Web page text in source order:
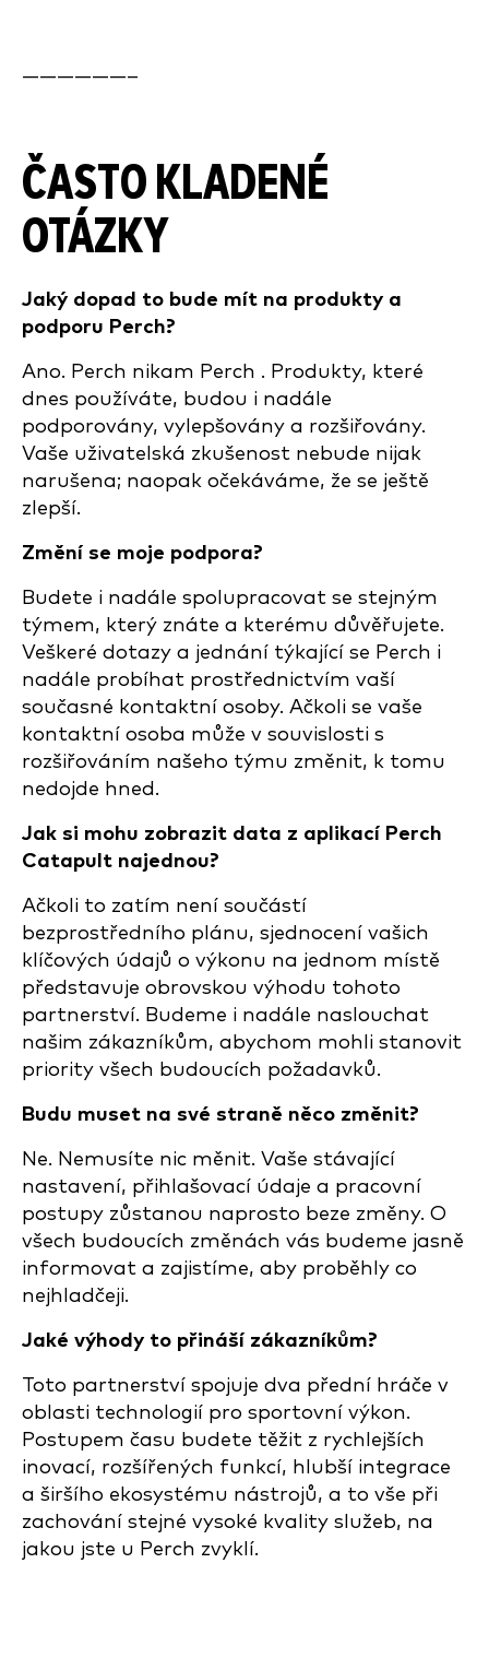
——————–
ČASTO KLADENÉ
OTÁZKY
Jaký dopad to bude mít na produkty a
podporu Perch?
Ano. Perch nikam Perch . Produkty, které
dnes používáte, budou i nadále
podporovány, vylepšovány a rozšiřovány.
Vaše uživatelská zkušenost nebude nijak
narušena; naopak očekáváme, že se ještě
zlepší.
Změní se moje podpora?
Budete i nadále spolupracovat se stejným
týmem, který znáte a kterému důvěřujete.
Veškeré dotazy a jednání týkající se Perch i
nadále probíhat prostřednictvím vaší
současné kontaktní osoby. Ačkoli se vaše
kontaktní osoba může v souvislosti s
rozšiřováním našeho týmu změnit, k tomu
nedojde hned.
Jak si mohu zobrazit data z aplikací Perch
Catapult najednou?
Ačkoli to zatím není součástí
bezprostředního plánu, sjednocení vašich
klíčových údajů o výkonu na jednom místě
představuje obrovskou výhodu tohoto
partnerství. Budeme i nadále naslouchat
našim zákazníkům, abychom mohli stanovit
priority všech budoucích požadavků.
Budu muset na své straně něco změnit?
Ne. Nemusíte nic měnit. Vaše stávající
nastavení, přihlašovací údaje a pracovní
postupy zůstanou naprosto beze změny. O
všech budoucích změnách vás budeme jasně
informovat a zajistíme, aby proběhly co
nejhladčeji.
Jaké výhody to přináší zákazníkům?
Toto partnerství spojuje dva přední hráče v
oblasti technologií pro sportovní výkon.
Postupem času budete těžit z rychlejších
inovací, rozšířených funkcí, hlubší integrace
a širšího ekosystému nástrojů, a to vše při
zachování stejné vysoké kvality služeb, na
jakou jste u Perch zvyklí.